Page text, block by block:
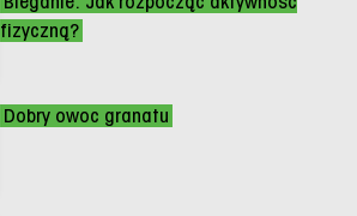
fizyczną?
Dobry owoc granatu